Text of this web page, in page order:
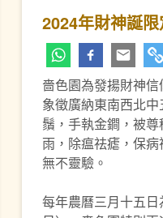
2024年財神誕
嗇色園為發揚財神
象徵廣納東南西北
鬚，手執金鐧，被
雨，除瘟祛瘧，保
無不靈驗。
每年農曆三月十五